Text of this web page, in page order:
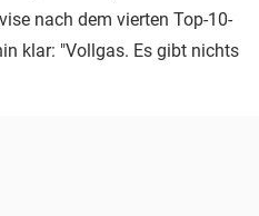
nach dem vierten Top-10-
klar: "Vollgas. Es gibt nichts